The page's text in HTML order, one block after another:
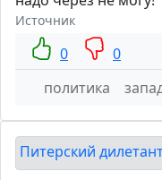
Источник
0 0
политика
Питерский